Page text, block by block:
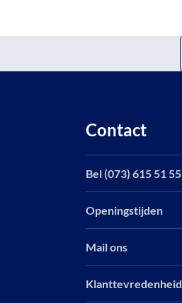
Contact
Bel (073) 615 51 55
Openingstijden
Mail ons
Klanttevredenheid